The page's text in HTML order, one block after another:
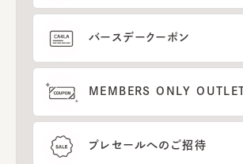
バースデークーポン
MEMBERS ONLY
プレセールへのご招待